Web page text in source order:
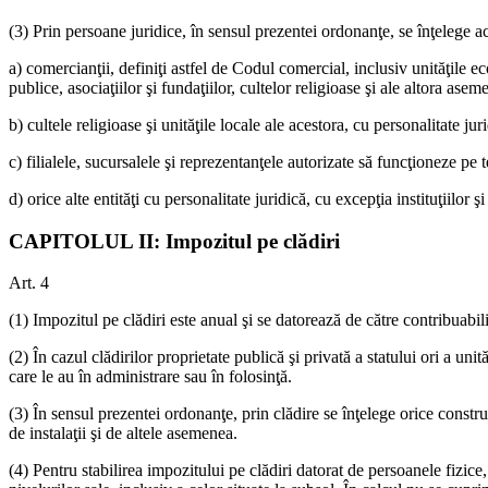
(3) Prin persoane juridice, în sensul prezentei ordonanţe, se înţelege
a) comercianţii, definiţi astfel de Codul comercial, inclusiv unităţile
publice, asociaţiilor şi fundaţiilor, cultelor religioase şi ale altora
b) cultele religioase şi unităţile locale ale acestora, cu personalitate
c) filialele, sucursalele şi reprezentanţele autorizate să funcţioneze
d) orice alte entităţi cu personalitate juridică, cu excepţia instituţiilor
CAPITOLUL II: Impozitul pe clădiri
Art. 4
(1) Impozitul pe clădiri este anual şi se datorează de către
(2) În cazul clădirilor proprietate publică şi privată a statului ori a
care le au în administrare sau în folosinţă.
(3) În sensul prezentei ordonanţe, prin clădire se înţelege orice
de instalaţii şi de altele asemenea.
(4) Pentru stabilirea impozitului pe clădiri datorat de persoanele